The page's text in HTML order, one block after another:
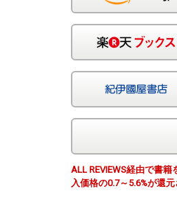
ALL REVIEWS経由で書
入価格の0.7～5.6%が還